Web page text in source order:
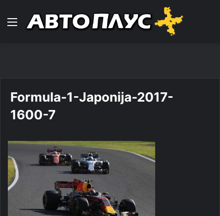
Навигација
Formula-1-Japonija-2017-
1600-7